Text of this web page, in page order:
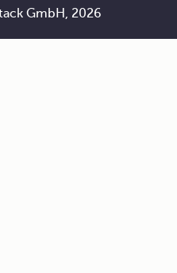
GmbH, 2026